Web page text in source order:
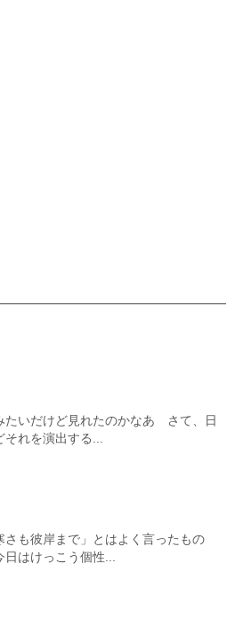
たいだけど見れたのかなあ さて、日
れを演出する...
も彼岸まで」とはよく言ったもの
はけっこう個性...